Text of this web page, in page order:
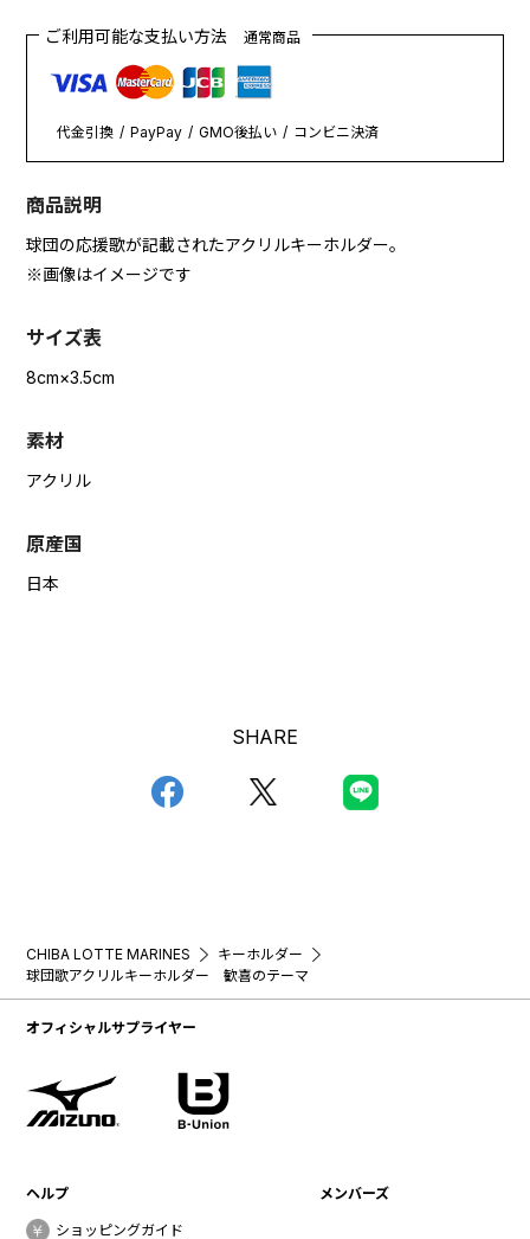
ご利用可能な支払い方法通常商品
代金引換 PayPay GMO後払い コンビニ決済
商品説明
球団の応援歌が記載されたアクリルキーホルダー。
※画像はイメージです
サイズ表
8cm×3.5cm
素材
アクリル
原産国
日本
SHARE
CHIBA LOTTE MARINES
キーホルダー
球団歌アクリルキーホルダー 歓喜のテーマ
オフィシャルサプライヤー
ヘルプ
ショッピングガイド
メンバーズ